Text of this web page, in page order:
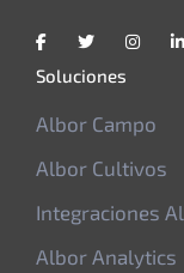
Soluciones
Albor Campo
Albor Cultivos
Integraciones
Albor Analytics